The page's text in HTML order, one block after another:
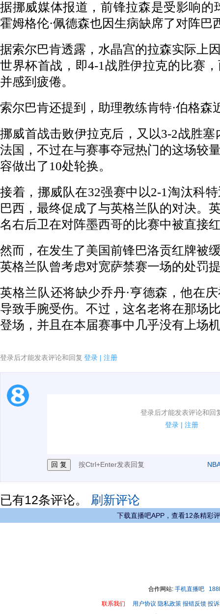
据挪威媒体报道，前锋拉森是受影响的
霍姆格伦·佩德森也因生病缺席了对阵巴
据索尔巴肯透露，水晶宫的拉森实际上
世界杯首战，即4-1战胜伊拉克的比赛
并感到疲倦。
索尔巴肯还提到，助理教练肯特·伯格森
挪威首战击败伊拉克后，又以3-2战胜
法国，不过在与赛事夺冠热门的这场较
容做出了10处轮换。
接着，挪威队在32强赛中以2-1淘汰科
巴西，最终促成了与英格兰队的对决。
名右后卫在对阵墨西哥的比赛中被直接
然而，在发生了美国前锋巴洛贡红牌被
英格兰队曾考虑对宽萨禁赛一场的处罚
英格兰队还将缺少乔丹·亨德森，他在
导致手腕受伤。不过，这名老将在那场
登场，并且在本届赛事中几乎没有上场
登录后才能发表评论和回复 登录 | 注册
登录后才能发表评论和回
登录 | 注册
1.电脑端新用户可以发表评论了！
按Ctrl+Enter发表回复
已有12条评论。 刷新评论
下载直播吧APP，查看12条精彩
合作网站: 手机直播吧
联系我们 用户协议 隐私政策 报错反馈 投